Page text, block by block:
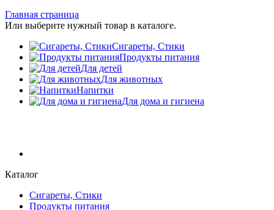
Главная страница
Или выберите нужный товар в каталоге.
Сигареты, Стики
Продукты питания
Для детей
Для животных
Напитки
Для дома и гигиена
Каталог
Сигареты, Стики
Продукты питания